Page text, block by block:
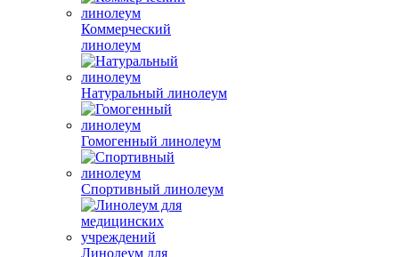
Коммерческий
линолеум
Натуральный линолеум
Гомогенный линолеум
Спортивный линолеум
Линолеум для